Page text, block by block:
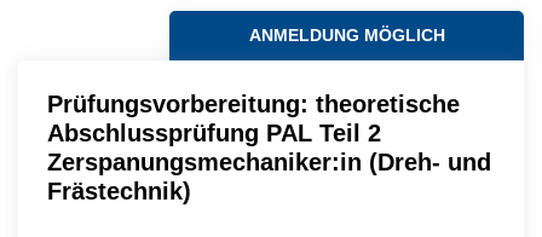
ANMELDUNG MÖGLICH
Prüfungsvorbereitung: theoretische
Abschlussprüfung PAL Teil 2
Zerspanungsmechaniker:in (Dreh- und
Frästechnik)